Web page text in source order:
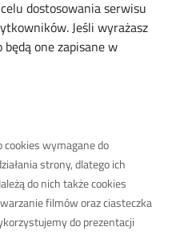
dostosowania serwisu
Jeśli wyrażasz
one zapisane w
cookies wymagane do
strony, dlatego ich
do nich także cookies
filmów oraz ciasteczka
do prezentacji
Badawcza